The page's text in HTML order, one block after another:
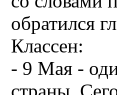
обратился
Классен:
- 9 Мая -
страны.